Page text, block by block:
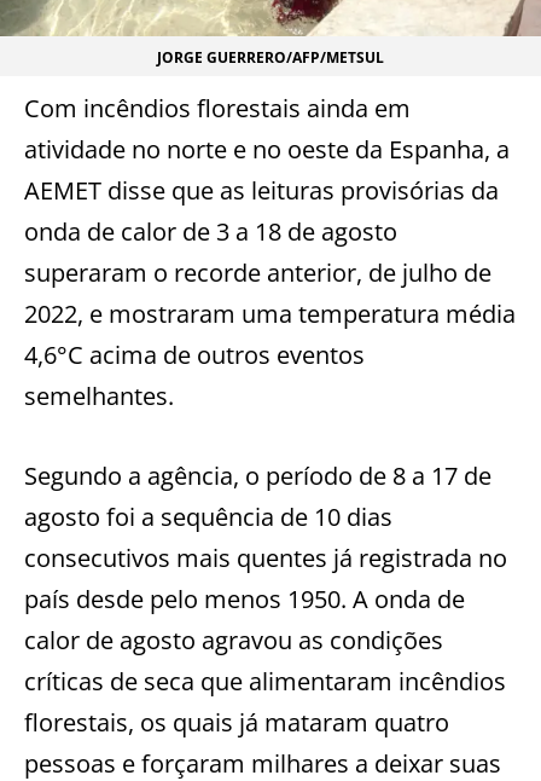
JORGE GUERRERO/AFP/METSUL
Com incêndios florestais ainda em
atividade no norte e no oeste da Espanha, a
AEMET disse que as leituras provisórias da
onda de calor de 3 a 18 de agosto
superaram o recorde anterior, de julho de
2022, e mostraram uma temperatura média
4,6°C acima de outros eventos
semelhantes.
Segundo a agência, o período de 8 a 17 de
agosto foi a sequência de 10 dias
consecutivos mais quentes já registrada no
país desde pelo menos 1950. A onda de
calor de agosto agravou as condições
críticas de seca que alimentaram incêndios
florestais, os quais já mataram quatro
pessoas e forçaram milhares a deixar suas